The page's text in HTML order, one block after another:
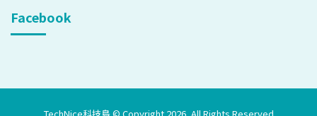
Facebook
TechNice科技島 © Copyright 2026, All Rights Reserved